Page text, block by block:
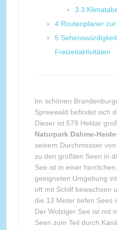
3.3
4 Routenplaner
5
Freizeitaktivitäten
Im schönen
Spreewald befindet sich
Dieser ist 579 Hektar
Naturpark Dahme-
seinem Durchmesser
zu den größten Seen in
See ist in einer
geeigneten Umgebung
oft mit Schilf bewachsen
die 13 Meter tiefen Sees
Der Wolziger See ist mit
Seen zum Teil durch